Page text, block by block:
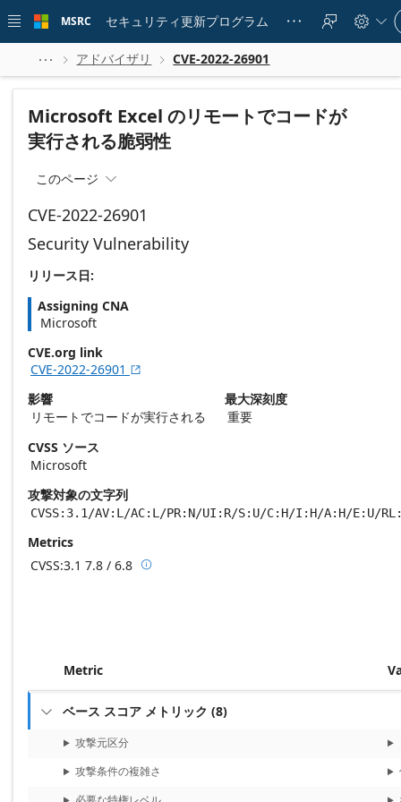
 main
MSRC セキュリティ更新プログラム    
in
to
  アドバイザリ  CVE-2022-26901
Microsoft Excel のリモートでコードが
実行される脆弱性
このページ 
CVE-2022-26901
Security Vulnerability
リリース日:
Assigning CNA
Microsoft
CVE.org link
CVE-2022-26901 
影響
リモートでコードが実行される
最大深刻度
重要
CVSS ソース
Microsoft
攻撃対象の文字列
CVSS:3.1/AV:L/AC:L/PR:N/UI:R/S:U/C:H/I:H/A:H/E:U/
Metrics
CVSS:3.1 7.8 / 6.8 Base score metrics: 7.8 / Temporal score
Metric
 ベース スコア メトリック (8)
攻撃元区分
攻撃条件の複雑さ